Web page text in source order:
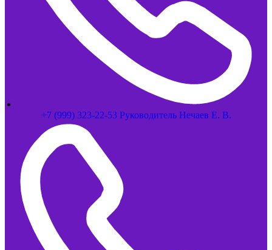
+7 (999) 323-22-53 Руководитель Нечаев Е. В.